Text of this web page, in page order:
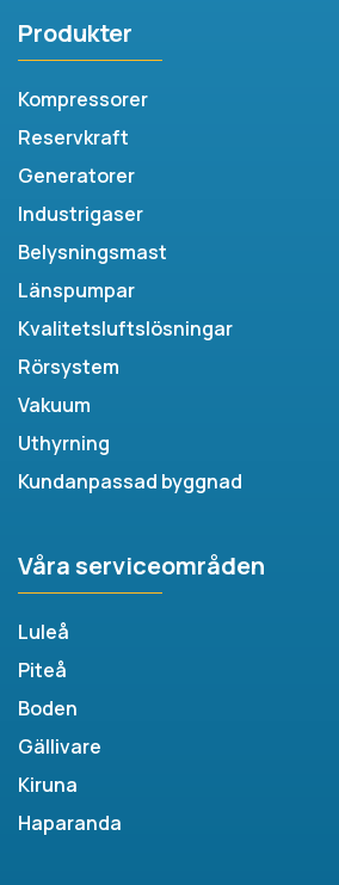
Produkter
Kompressorer
Reservkraft
Generatorer
Industrigaser
Belysningsmast
Länspumpar
Kvalitetsluftslösningar
Rörsystem
Vakuum
Uthyrning
Kundanpassad byggnad
Våra serviceområden
Luleå
Piteå
Boden
Gällivare
Kiruna
Haparanda